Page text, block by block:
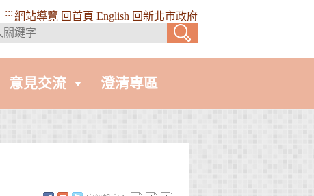
:::網站導覽 回首頁 English 回新北市政府
意見交流 澄清專區